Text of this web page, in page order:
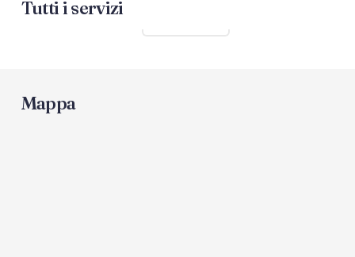
Tutti i servizi
Mappa